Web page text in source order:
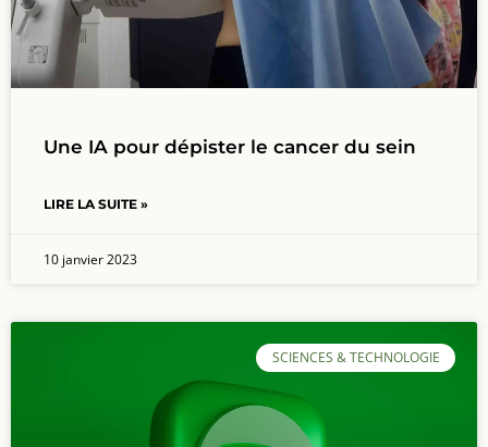
Une IA pour dépister le cancer du sein
LIRE LA SUITE »
10 janvier 2023
SCIENCES & TECHNOLOGIE